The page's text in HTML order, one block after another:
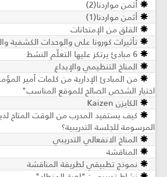
أثمن مواردنا(2)
أثمن مواردنا(1)
القلق من الإمتحانات
تأثيرات كورونا على والوحدات الكشفية
6 مبادئ يرتكز عليها التعلّم النشط
المناخ التنظيمي والإبداع
من المبادئ الإدارية من كلمات أمير
اختيار الشخص الصالح للموقع المناسب"
الكايزن Kaizen
كيف يستفيد المدرب من الوقت المتاح
المرسومة للجلسة التدريبية؟
المناخ الانفعالي التدريبي
المناقشة
نموذج تطبيقي لطريقة المناقشة